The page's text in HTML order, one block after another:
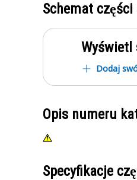
Schemat części
Wyświetl
Dodaj
Opis numeru
Specyfikacje